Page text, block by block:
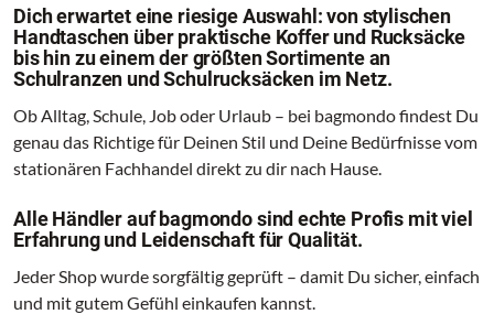
Dich erwartet eine riesige Auswahl: von stylischen
Handtaschen über praktische Koffer und Rucksäcke
bis hin zu einem der größten Sortimente an
Schulranzen und Schulrucksäcken im Netz.
Ob Alltag, Schule, Job oder Urlaub – bei bagmondo findest Du
genau das Richtige für Deinen Stil und Deine Bedürfnisse vom
stationären Fachhandel direkt zu dir nach Hause.
Alle Händler auf bagmondo sind echte Profis mit viel
Erfahrung und Leidenschaft für Qualität.
Jeder Shop wurde sorgfältig geprüft – damit Du sicher, einfach
und mit gutem Gefühl einkaufen kannst.